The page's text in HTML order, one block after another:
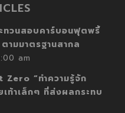
ทวนสอบคาร์บอนฟุตพริ้
ามมาตรฐานสากล
am
Zero “ทำความรู้จัก
ท้าเล็กๆ ที่ส่งผลกระทบ